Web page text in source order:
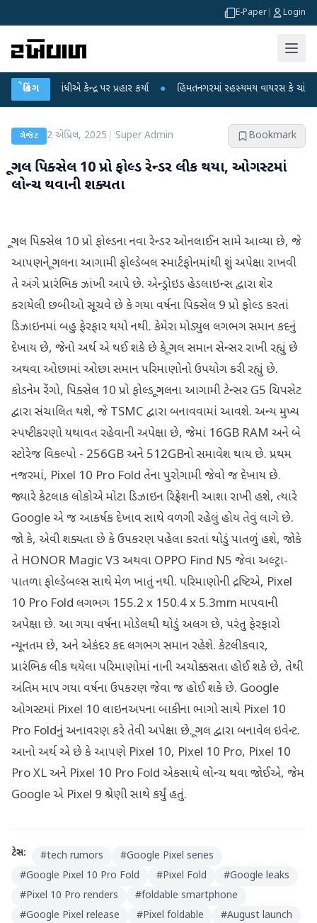
E-Paper Login
બ્રેકિંગ
કેન્દ્ર પર પ્રહાર કર્યા ● હિંમતનગરમાં રહસ્યમય વાયરસ કે ચાંદીપુરા? 6
ગેજેટ 2 એપ્રિલ, 2025 Super Admin Bookmark
ગૂગલ પિક્સેલ 10 પ્રો ફોલ્ડ રેન્ડર લીક થયા, ઓગસ્ટમાં
લોન્ચ થવાની શક્યતા
ગૂગલ પિક્સેલ 10 પ્રો ફોલ્ડના નવા રેન્ડર ઓનલાઈન સામે આવ્યા છે, જે
આપણને ગૂગલના આગામી ફોલ્ડેબલ સ્માર્ટફોનમાંથી શું અપેક્ષા રાખવી
તે અંગે પ્રારંભિક ઝાંખી આપે છે. એન્ડ્રોઇડ હેડલાઇન્સ દ્વારા શેર
કરાયેલી છબીઓ સૂચવે છે કે ગયા વર્ષના પિક્સેલ 9 પ્રો ફોલ્ડ કરતાં
ડિઝાઇનમાં બહુ ફેરફાર થયો નથી. કેમેરા મોડ્યુલ લગભગ સમાન કદનું
દેખાય છે, જેનો અર્થ એ થઈ શકે છે કે ગૂગલ સમાન સેન્સર રાખી રહ્યું છે
અથવા ઓછામાં ઓછા સમાન પરિમાણોનો ઉપયોગ કરી રહ્યું છે.
કોડનેમ રેંગો, પિક્સેલ 10 પ્રો ફોલ્ડ ગૂગલના આગામી ટેન્સર G5 ચિપસેટ
દ્વારા સંચાલિત થશે, જે TSMC દ્વારા બનાવવામાં આવશે. અન્ય મુખ્ય
સ્પષ્ટીકરણો યથાવત રહેવાની અપેક્ષા છે, જેમાં 16GB RAM અને બે
સ્ટોરેજ વિકલ્પો - 256GB અને 512GBનો સમાવેશ થાય છે. પ્રથમ
નજરમાં, Pixel 10 Pro Fold તેના પુરોગામી જેવો જ દેખાય છે.
જ્યારે કેટલાક લોકોએ મોટા ડિઝાઇન રિફ્રેશની આશા રાખી હશે, ત્યારે
Google એ જ આકર્ષક દેખાવ સાથે વળગી રહેલું હોય તેવું લાગે છે.
જો કે, એવી શક્યતા છે કે ઉપકરણ પહેલા કરતાં થોડું પાતળું હશે, જોકે
તે HONOR Magic V3 અથવા OPPO Find N5 જેવા અલ્ટ્રા-
પાતળા ફોલ્ડેબલ્સ સાથે મેળ ખાતું નથી. પરિમાણોની દ્રષ્ટિએ, Pixel
10 Pro Fold લગભગ 155.2 x 150.4 x 5.3mm માપવાની
અપેક્ષા છે. આ ગયા વર્ષના મોડેલથી થોડું અલગ છે, પરંતુ ફેરફારો
ન્યૂનતમ છે, અને એકંદર કદ લગભગ સમાન રહેશે. કેટલીકવાર,
પ્રારંભિક લીક થયેલા પરિમાણોમાં નાની અચોક્કસતા હોઈ શકે છે, તેથી
અંતિમ માપ ગયા વર્ષના ઉપકરણ જેવા જ હોઈ શકે છે. Google
ઓગસ્ટમાં Pixel 10 લાઇનઅપના બાકીના ભાગો સાથે Pixel 10
Pro Foldનું અનાવરણ કરે તેવી અપેક્ષા છે. ગૂગલ દ્વારા બનાવેલ ઇવેન્ટ.
આનો અર્થ એ છે કે આપણે Pixel 10, Pixel 10 Pro, Pixel 10
Pro XL અને Pixel 10 Pro Fold એકસાથે લોન્ચ થવા જોઈએ, જેમ
Google એ Pixel 9 શ્રેણી સાથે કર્યું હતું.
ટેગ્સ: #tech rumors #Google Pixel series
#Google Pixel 10 Pro Fold #Pixel Fold #Google leaks
#Pixel 10 Pro renders #foldable smartphone
#Google Pixel release #Pixel foldable #August launch